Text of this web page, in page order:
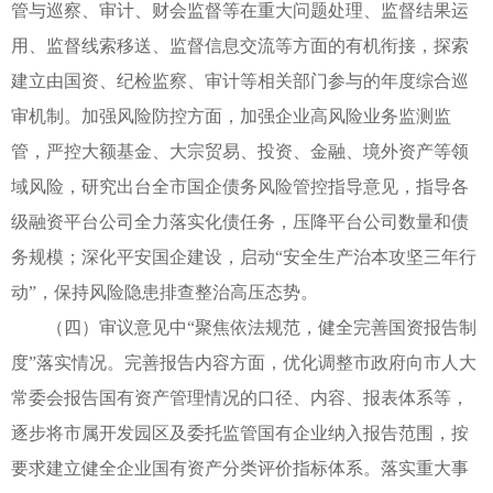
管与巡察、审计、财会监督等在重大问题处理、监督结果运
用、监督线索移送、监督信息交流等方面的有机衔接，探索
建立由国资、纪检监察、审计等相关部门参与的年度综合巡
审机制。加强风险防控方面，加强企业高风险业务监测监
管，严控大额基金、大宗贸易、投资、金融、境外资产等领
域风险，研究出台全市国企债务风险管控指导意见，指导各
级融资平台公司全力落实化债任务，压降平台公司数量和债
务规模；深化平安国企建设，启动“安全生产治本攻坚三年行
动”，保持风险隐患排查整治高压态势。
（四）审议意见中“聚焦依法规范，健全完善国资报告制
度”落实情况。完善报告内容方面，优化调整市政府向市人大
常委会报告国有资产管理情况的口径、内容、报表体系等，
逐步将市属开发园区及委托监管国有企业纳入报告范围，按
要求建立健全企业国有资产分类评价指标体系。落实重大事